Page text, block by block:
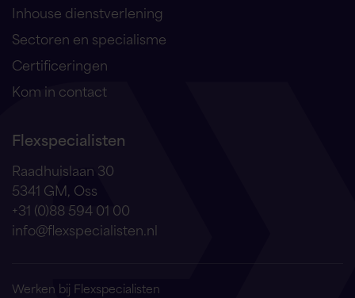
Inhouse dienstverlening
Sectoren en specialisme
Certificeringen
Kom in contact
Flexspecialisten
Raadhuislaan 30
5341 GM, Oss
+31 (0)88 594 01 00
info@flexspecialisten.nl
Werken bij Flexspecialisten